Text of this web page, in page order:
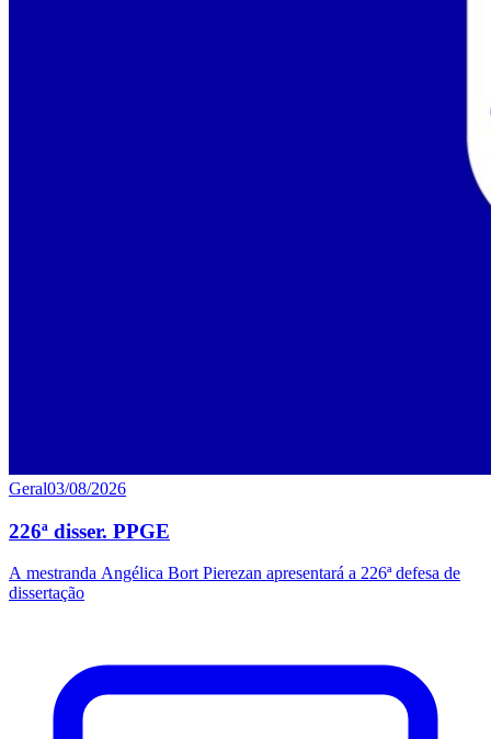
Geral03/08/2026
226ª disser. PPGE
A mestranda Angélica Bort Pierezan apresentará a 226ª defesa de
dissertação